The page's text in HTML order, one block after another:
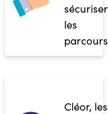
sécuriser
les
parcours
Cléor, les